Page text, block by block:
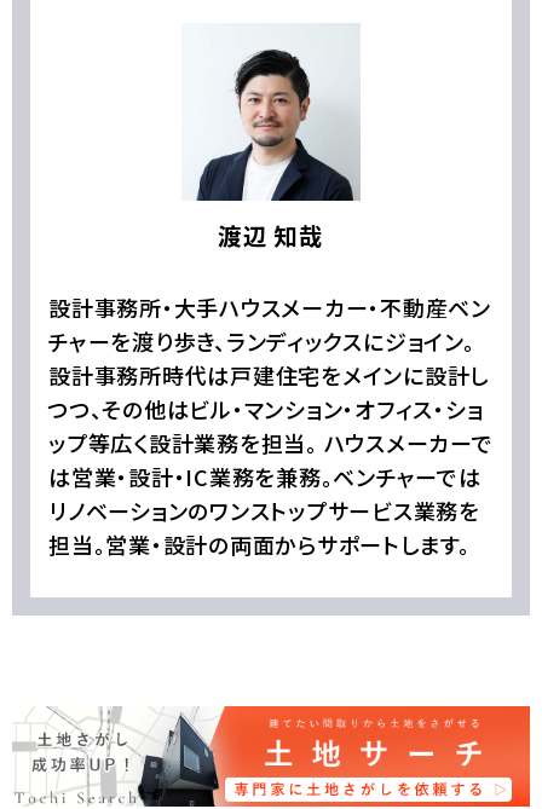
渡辺 知哉
設計事務所・大手ハウスメーカー・不動産ベン
チャーを渡り歩き、ランディックスにジョイン。
設計事務所時代は戸建住宅をメインに設計し
つつ、その他はビル・マンション・オフィス・ショ
ップ等広く設計業務を担当。 ハウスメーカーで
は営業・設計・IC業務を兼務。ベンチャーでは
リノベーションのワンストップサービス業務を
担当。営業・設計の両面からサポートします。